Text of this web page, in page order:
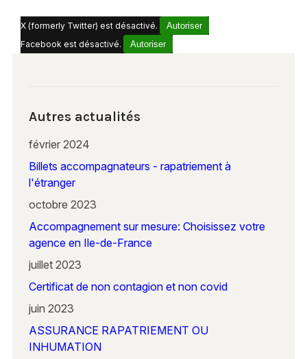
X (formerly Twitter) est désactivé.
Autoriser
Facebook est désactivé.
Autoriser
Autres actualités
février 2024
Billets accompagnateurs - rapatriement à
l'étranger
octobre 2023
Accompagnement sur mesure: Choisissez votre
agence en Ile-de-France
juillet 2023
Certificat de non contagion et non covid
juin 2023
ASSURANCE RAPATRIEMENT OU
INHUMATION